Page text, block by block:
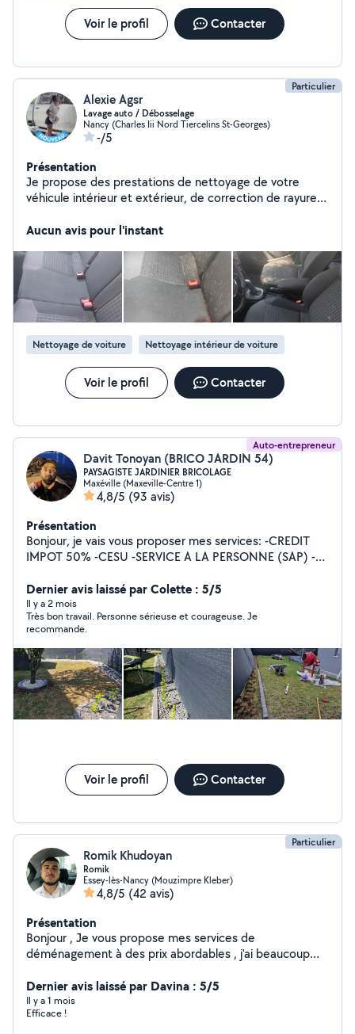
Voir le profil Contacter
Particulier
Alexie Agsr
Lavage auto / Débosselage
Nancy (Charles Iii Nord Tiercelins St-Georges)
-/5
Présentation
Je propose des prestations de nettoyage de votre
véhicule intérieur et extérieur, de correction de rayures,
jaunis/ternis, de débosselage sans peinture et de
retour loa/leasing) avec une approche fondée sur le soin
du détail, la transparence et le respect du véhicule. Mes
tarifs sont très honnêtes et basés sur mon savoir faire
ainsi que la qualité des produits professionnels utilisés.
Aucun avis pour l'instant
Nettoyage de voiture Nettoyage intérieur de voiture
Voir le profil Contacter
Auto-entrepreneur
Davit Tonoyan (BRICO JARDIN 54)
PAYSAGISTE JARDINIER BRICOLAGE
Maxéville (Maxeville-Centre 1)
4,8/5 (93 avis)
Présentation
Bonjour, je vais vous proposer mes services: -CREDIT
IMPOT 50% -CESU -SERVICE A LA PERSONNE (SAP) -
pelouse, débroussailleuse, motoculteur -Ramassage des
feuilles -Évacuation des déchets -Taille de haies,
fruitiers, rosiers -Nettoyage de terrasses -Nettoyage de
l'aller -Bêchage, binage, et grillage -Entretien et
Nettoyage des massifs -Massonerie, Bricolage, Peinture,
Placo, Carrelage Je suis dans l'attente de vos
demandes. Cordialement.
Dernier avis laissé par Colette : 5/5
Il y a 2 mois
Très bon travail. Personne sérieuse et courageuse. Je
recommande.
Voir le profil Contacter
Particulier
Romik Khudoyan
Romik
Essey-lès-Nancy (Mouzimpre Kleber)
4,8/5 (42 avis)
Présentation
Bonjour , Je vous propose mes services de
déménagement à des prix abordables , j'ai beaucoup
n'hésitez pas à me contacter
Dernier avis laissé par Davina : 5/5
Il y a 1 mois
Efficace !